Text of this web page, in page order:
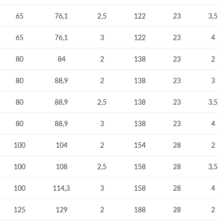
65 76,1 2,5 122 23 3,5
65 76,1 3 122 23 4
80 84 2 138 23 2
80 88,9 2 138 23 3
80 88,9 2,5 138 23 3,5
80 88,9 3 138 23 4
100 104 2 154 28 2
100 108 2,5 158 28 3,5
100 114,3 3 158 28 4
125 129 2 188 28 2